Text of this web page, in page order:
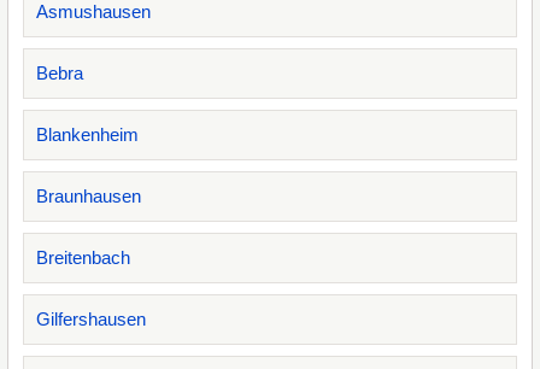
Asmushausen
Bebra
Blankenheim
Braunhausen
Breitenbach
Gilfershausen